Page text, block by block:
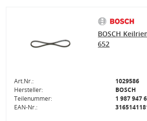
BOSCH
652
Art.Nr.:
1029586
Hersteller:
BOSCH
Teilenummer:
1 987 947
EAN-Nr.: